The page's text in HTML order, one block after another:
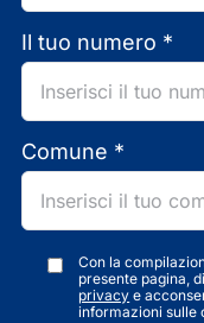
Il tuo numero *
Comune *
Con la
presente pagina,
privacy e
informazioni sulle